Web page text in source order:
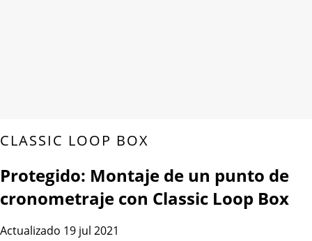
CLASSIC LOOP BOX
Protegido: Montaje de un punto de
cronometraje con Classic Loop Box
Actualizado 19 jul 2021